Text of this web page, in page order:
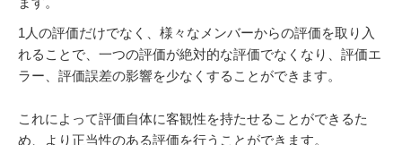
1人の評価だけでなく、様々なメンバーからの評価を取り入
れることで、一つの評価が絶対的な評価でなくなり、評価エ
ラー、評価誤差の影響を少なくすることができます。
これによって評価自体に客観性を持たせることができるた
め、より正当性のある評価を行うことができます。